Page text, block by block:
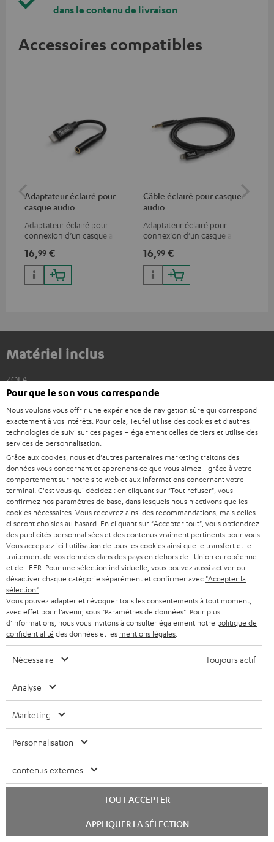
dans le contenu de livraison
Accessoires compatibles
Adaptateur éclairé pour
casque audio
Adaptateur éclairé pour
connexion d’un casque audio
audio disposant d’une
connexion jack 3,5-mm,
iPhone, iPad, iPod etc.,
certifié MFI 100% compatible
16,99 €
Câble éclairé pour casque
audio
Adaptateur éclairé pour
connexion d’un casque audio
audio disposant d’une
connexion jack 3,5-mm,
iPhone, iPad, iPod etc.,
certifié MFI 100% compatible
16,99 €
Matériel inclus
ZOLA
1 × ZOLA – Light Gray
1 × Câble audio et télécommande pour ZOLA – Dark Gray
1 × Tige de micro pour ZOLA – Dark Gray
1 × Clé USB pour ZOLA – Dark Gray
1 × Coussinets (paire) & bonnette pour ZOLA – Teal & Lime
1 × Coques pour ZOLA (paire) – Teal & Lime
1 × Boîte de rangement pour ZOLA
Téléchargement et support
chat
Pour que le son vous corresponde
Nous voulons vous offrir une expérience de navigation sûre qui correspond
exactement à vos intérêts. Pour cela, Teufel utilise des cookies et d'autres
technologies de suivi sur ces pages – également celles de tiers et utilise des
services de personnalisation.
Grâce aux cookies, nous et d'autres partenaires marketing traitons des
données vous concernant et apprenons ce que vous aimez - grâce à votre
comportement sur notre site web et aux informations concernant votre
terminal. C'est vous qui décidez : en cliquant sur "Tout refuser" , vous
confirmez nos paramètres de base, dans lesquels nous n'activons que les
cookies nécessaires. Vous recevrez ainsi des recommandations, mais celles-
ci seront choisies au hasard. En cliquant sur "Accepter tout" , vous obtiendrez
des publicités personnalisées et des contenus vraiment pertinents pour vous.
Vous acceptez ici l'utilisation de tous les cookies ainsi que le transfert et le
traitement de vos données dans des pays en dehors de l'Union européenne
et de l'EER. Pour une sélection individuelle, vous pouvez aussi activer ou
désactiver chaque catégorie séparément et confirmer avec "Accepter la
sélection"
Vous pouvez adapter et révoquer tous les consentements à tout moment,
avec effet pour l’avenir, sous "Paramètres de données". Pour plus
d'informations, nous vous invitons à consulter également notre politique de
confidentialité des données et les mentions légales
Nécessaire Toujours actif
Analyse
Marketing
Personnalisation
contenus externes
TOUT ACCEPTER
APPLIQUER LA SÉLECTION